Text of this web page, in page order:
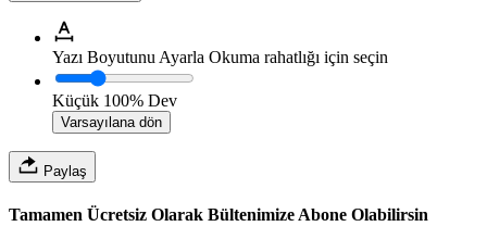
Yazı Boyutunu Ayarla Okuma rahatlığı için seçin
Küçük 100% Dev
Varsayılana dön
Paylaş
Tamamen Ücretsiz Olarak Bültenimize Abone Olabilirsin